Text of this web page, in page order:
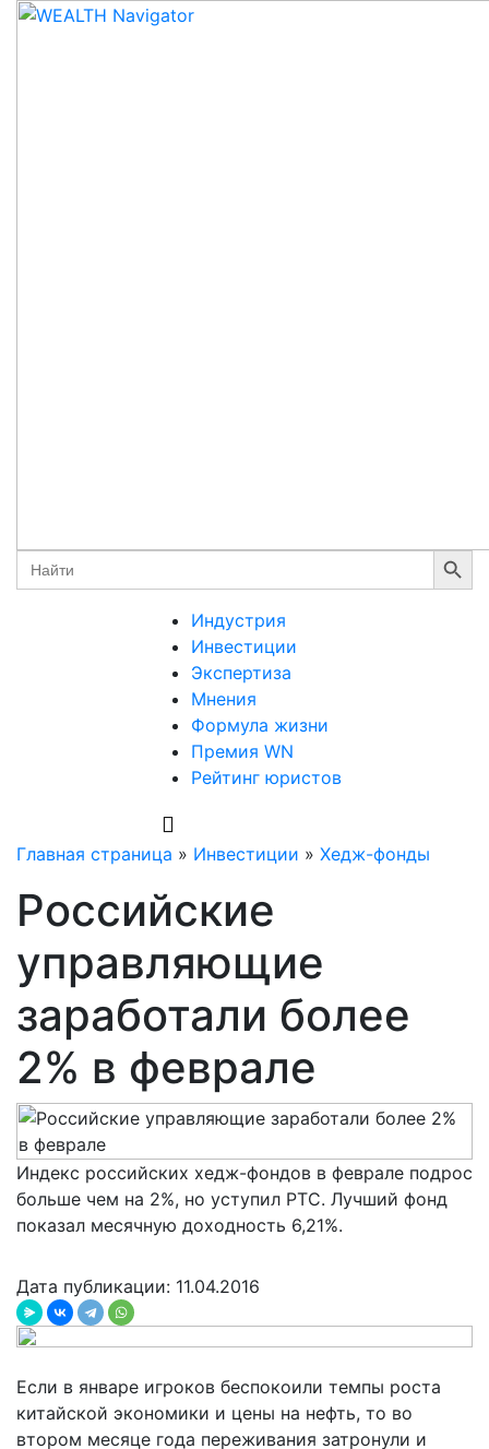
Search
for:
Search Button
Индустрия
Инвестиции
Экспертиза
Мнения
Формула жизни
Премия WN
Рейтинг юристов
Главная страница » Инвестиции » Хедж-фонды
Российские
управляющие
заработали более
2% в феврале
Индекс российских хедж-фондов в феврале подрос
больше чем на 2%, но уступил РТС. Лучший фонд
показал месячную доходность 6,21%.
Дата публикации: 11.04.2016
Если в январе игроков беспокоили темпы роста
китайской экономики и цены на нефть, то во
втором месяце года переживания затронули и